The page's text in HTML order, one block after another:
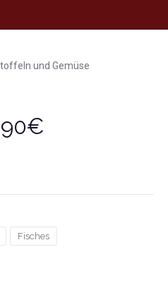
und Gemüse
Fisches